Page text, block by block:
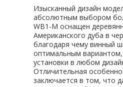
Изысканный дизайн
абсолютным выбором
WB1-M оснащен
Американского дуба в
благодаря чему винный
оптимальным
установки в любом
Отличительная
заключается в том, что